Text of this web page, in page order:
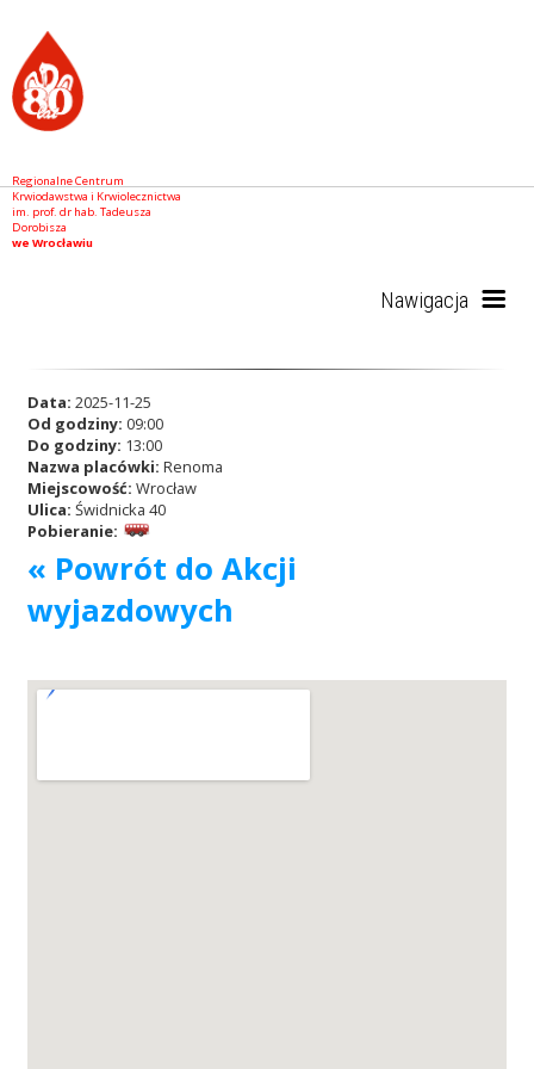
Regionalne Centrum
Krwiodawstwa i Krwiolecznictwa
im. prof. dr hab. Tadeusza
Dorobisza
we Wrocławiu
Nawigacja
RCKiK
Akcje wyjazdowe
Krwiodawcy
Szpitale
Data: 2025-11-25
Od godziny: 09:00
Do godziny: 13:00
Nazwa placówki: Renoma
Miejscowość: Wrocław
Ulica: Świdnicka 40
Pobieranie:
« Powrót do Akcji
wyjazdowych